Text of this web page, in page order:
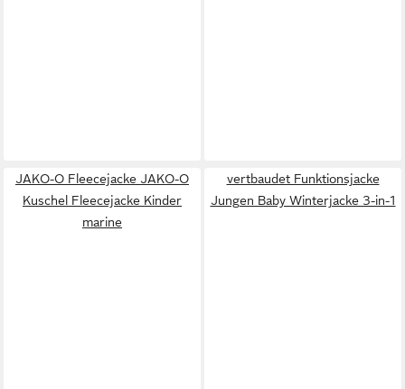
JAKO-O Fleecejacke JAKO-O
Kuschel Fleecejacke Kinder
marine
vertbaudet Funktionsjacke
Jungen Baby Winterjacke 3-in-1